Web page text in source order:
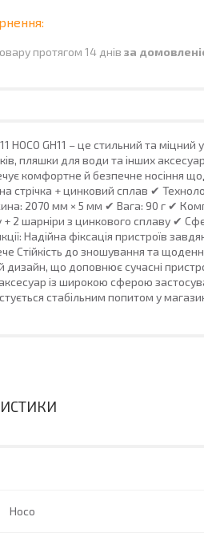
протягом 14 днів за
HOCO GH11 – це стильний та міцний
пляшки для води та інших
комфортне й безпечне носіння
стрічка + цинковий сплав ✔
2070 мм × 5 мм ✔ Вага: 90 г ✔
+ 2 шарніри з цинкового сплаву ✔
Надійна фіксація пристроїв
Стійкість до зношування та
дизайн, що доповнює сучасні
із широкою сферою
стабільним попитом у
Hoco